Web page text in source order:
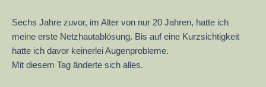
Sechs Jahre zuvor, im Alter von nur 20 Jahren, hatte ich
meine erste Netzhautablösung. Bis auf eine Kurzsichtigkeit
hatte ich davor keinerlei Augenprobleme.
Mit diesem Tag änderte sich alles.